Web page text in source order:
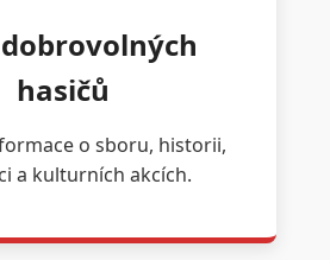
hasičů
o sboru, historii,
a kulturních akcích.